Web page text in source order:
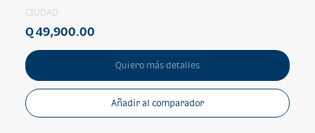
CIUDAD
Q 49,900.00
Quiero más detalles
Añadir al comparador